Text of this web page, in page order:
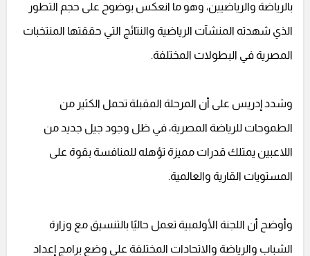
بالرياضة والرياضيين، وهو ما انعكس بوضوح على حجم التطور
الذي شهدته المنشآت الرياضية والنتائج التي حققتها المنتخبات
المصرية في البطولات المختلفة.
وشدد إدريس على أن المرحلة المقبلة تحمل الكثير من
الطموحات للرياضة المصرية، في ظل وجود جيل جديد من
اللاعبين يمتلك قدرات مميزة تؤهله للمنافسة بقوة على
المستويات القارية والعالمية.
وأوضح أن اللجنة الأولمبية تعمل حاليًا بالتنسيق مع وزارة
الشباب والرياضة والاتحادات المختلفة على وضع برامج إعداد